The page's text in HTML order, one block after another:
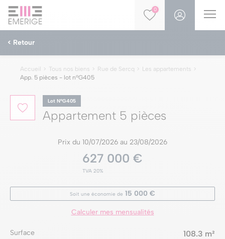
0
< Retour
Accueil Tous nos biens Rue de Sercq
Les appartements
App. 5 pièces - lot nºG405
Appartement 5 pièces
Lot NºG405
Prix du 10/07/2026 au 23/08/2026
627 000 €
TVA 20%
Soit une économie de 15 000 €
Calculer mes mensualités
Surface 108.3 m²